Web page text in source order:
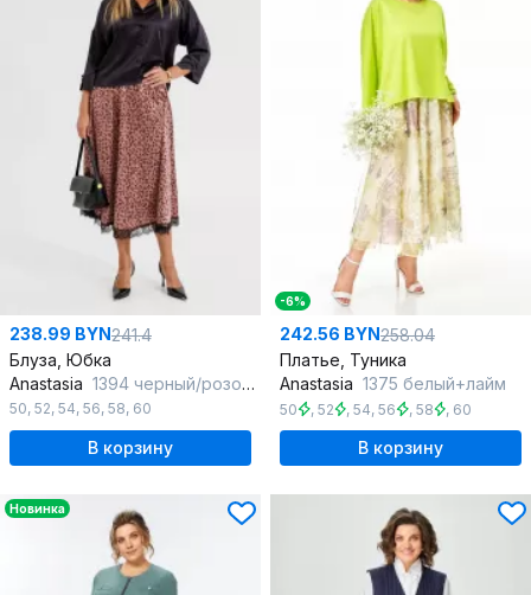
238.99 BYN241.4
Блуза, Юбка
Anastasia 1394 черный/розовое_золото
50, 52, 54, 56, 58, 60
В корзину
-6%
242.56 BYN258.04
Платье, Туника
Anastasia 1375 белый+лайм
50 , 52 , 54, 56 , 58 , 60
В корзину
Новинка